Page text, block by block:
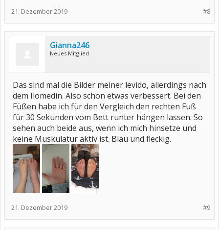
#8
21. Dezember 2019
Gianna246
Neues Mitglied
Das sind mal die Bilder meiner levido, allerdings nach
dem Ilomedin. Also schon etwas verbessert. Bei den
Füßen habe ich für den Vergleich den rechten Fuß
für 30 Sekunden vom Bett runter hängen lassen. So
sehen auch beide aus, wenn ich mich hinsetze und
keine Muskulatur aktiv ist. Blau und fleckig.
#9
21. Dezember 2019